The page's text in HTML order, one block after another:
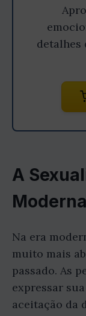
detalhes
A
Moderna
Na era
muito mais
passado. As
expressar
aceitação da